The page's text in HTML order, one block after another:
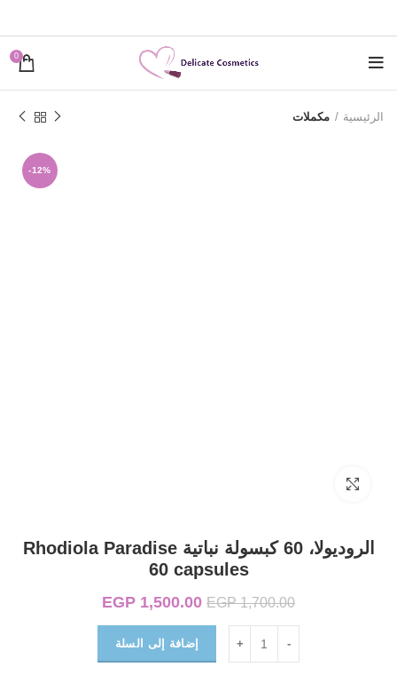
0
الرئيسية مكملات
-12%
الروديولا، 60 كبسولة نباتية Rhodiola Paradise
60 capsules
EGP1,700.00
السعر الأصلي هو:
EGP 1,700.00.
EGP 1,500.00
إضافة إلى السلة